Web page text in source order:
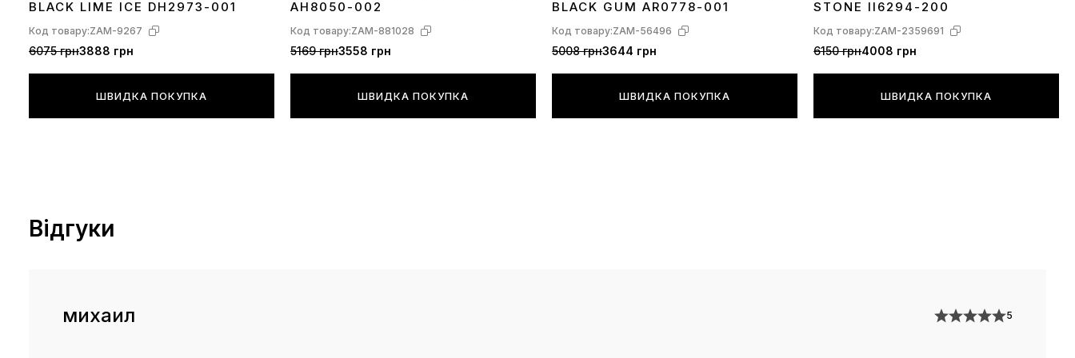
BLACK LIME ICE DH2973-001
Код товару:ZAM-9267
6075 грн3888 грн
ШВИДКА ПОКУПКА
AH8050-002
Код товару:ZAM-881028
5169 грн3558 грн
ШВИДКА ПОКУПКА
BLACK GUM AR0778-001
Код товару:ZAM-56496
5008 грн3644 грн
ШВИДКА ПОКУПКА
STONE II6294-200
Код товару:ZAM-2359691
6150 грн4008 грн
ШВИДКА ПОКУПКА
Відгуки
михаил 5